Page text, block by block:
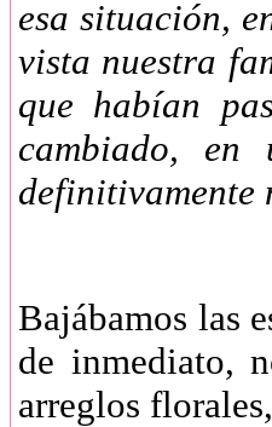
esa situación,
vista nuestra
que habían
cambiado, en
Bajábamos las
de inmediato,
arreglos